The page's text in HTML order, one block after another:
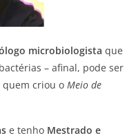
microbiologista que
– afinal, pode ser
criou o Meio de
e tenho Mestrado e